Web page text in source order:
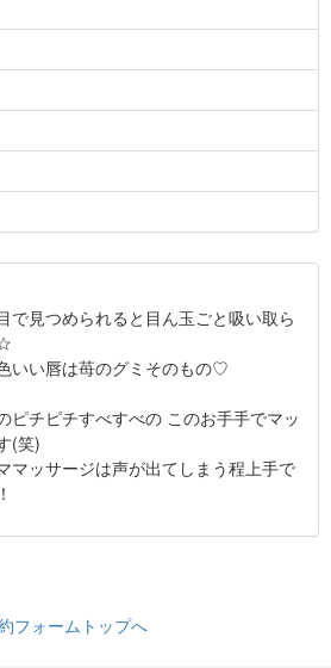
で見つめられると目ん玉ごと吸い取ら
いい唇は苺のグミそのもの♡
ピチピチすべすべの このお手手でマッ
(笑)
マッサージは声が出てしまう程上手で
フォームトップへ